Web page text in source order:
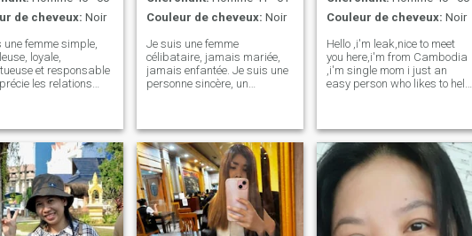
de cheveux: Noir
une femme simple,
loyale,
et responsable
les relations
de vrais moments.
temps libre, j'aime
de la musique, faire
et coudre des
mène une vie calme,
introvertie. Mon but
une relation
et durable avec
Couleur de cheveux: Noir
Je suis une femme
célibataire, jamais mariée,
jamais enfantée. Je suis une
personne sincère, un
41 ans, je suis toujours
célibataire. Je viens de
réaliser que je suis toujours
célibataire et j'ai vu mes
amis jouer à l'application et
trouver leur âme sœur. C'est
une raison qui me donne de
l'énergie positive et je
Couleur de cheveux: Noir
Hello ,i'm leak,nice to meet
you here,i'm from Cambodia
,i'm single mom i just an
easy person who likes to help
person , so that's why l
looking for guy who is honest
with me too.